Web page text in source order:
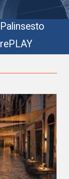
Palinsesto
rePLAY